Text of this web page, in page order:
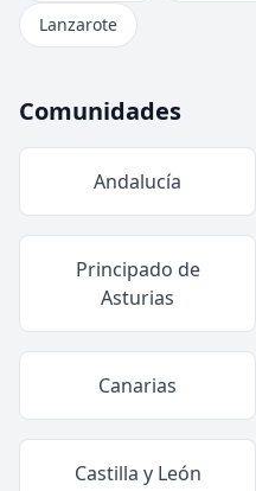
Lanzarote
Comunidades
Andalucía
Principado de
Asturias
Canarias
Castilla y León